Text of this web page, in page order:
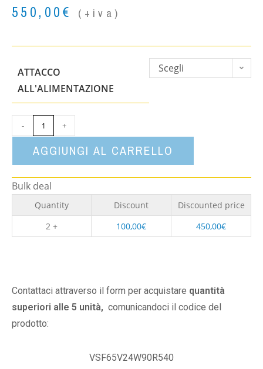
550,00€ (+iva)
ATTACCO
ALL'ALIMENTAZIONE
Scegli
- +
AGGIUNGI AL CARRELLO
Bulk deal
Quantity Discount
Discounted price
2 +
100,00€ 450,00€
Contattaci attraverso il form per acquistare quantità
superiori alle 5 unità, comunicandoci il codice del
prodotto:
VSF65V24W90R540